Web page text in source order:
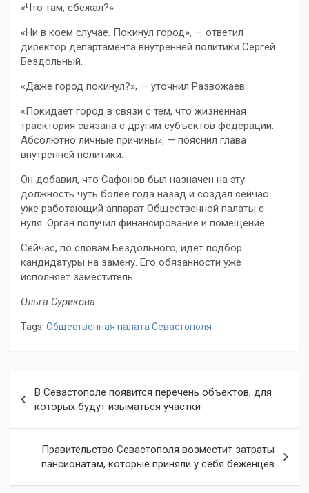
«Что там, сбежал?»
«Ни в коем случае. Покинул город», — ответил
директор департамента внутренней политики Сергей
Бездольный.
«Даже город покинул?», — уточнил Развожаев.
«Покидает город в связи с тем, что жизненная
траектория связана с другим субъектов федерации.
Абсолютно личные причины», — пояснил глава
внутренней политики.
Он добавил, что Сафонов был назначен на эту
должность чуть более года назад и создал сейчас
уже работающий аппарат Общественной палаты с
нуля. Орган получил финансирование и помещение.
Сейчас, по словам Бездольного, идет подбор
кандидатуры на замену. Его обязанности уже
исполняет заместитель.
Ольга Сурикова
Tags: Общественная палата Севастополя
по
записям
В Севастополе появится перечень объектов, для
которых будут изыматься участки
Правительство Севастополя возместит затраты
пансионатам, которые приняли у себя беженцев